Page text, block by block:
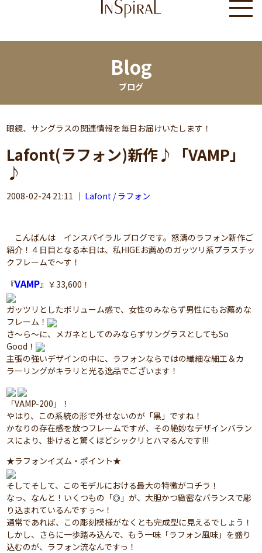
Blog
ブログ
眼鏡、サングラスの関連情報を毎日お届けいたします！
Lafont(ラフォン)新作♪「VAMP」
♪
2008-02-24 21:11 ｜ Lafont / ラフォン
こんばんは インスパイラル ブログです。怒濤のラフォン新作ご
紹介！４日目となる本日は、私HIGEお薦めのガッツリ系プラスチッ
クフレームで～す！
『VAMP』￥33,600！
ガッツリとしたボリューム感で、女性のみならず男性にもお薦めな
フレーム！
さ～ら～に、メガネとしてのみならずサングラスとしてもSo
Good！
主張の強いデザインの中に、ラフォンならではの繊細な細工＆カ
ラーリングがキラリと光る逸品でございます！
「VAMP-200」！
やはり、この系統の形で外せないのが「黒」ですね！
かなりの存在感を放つフレームですが、その絶妙なデザインバラン
スにより、掛けると驚くほどシックリとハマるんです!!!
★ラフォンイズム・ポイント★
そしてそして、このモデルにおける最大の特徴がコチラ！
なっ、なんと！いくつもの「◎ 」が、大胆かつ緻密なバランスで彫
り込まれているんですぅ～！
通常であれば、この彫刻模様がなくとも完成型に見えるでしょう！
しかし、さらに一歩踏み込んで、もう一味「ラフォン風味」を盛り
込むのが、ラフォン流なんですっ！